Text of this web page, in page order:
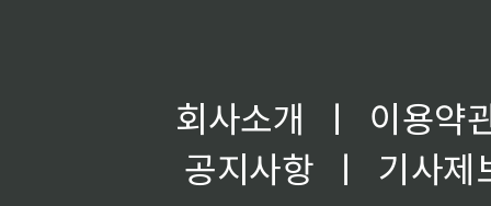
회사소개 ㅣ
이용약
공지사항
ㅣ
기사제